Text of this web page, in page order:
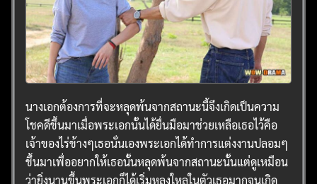
นางเอกต้องการที่จะหลุดพ้นจากสถานะนี้จึงเกิดเป็นความ
โชคดีขึ้นมาเมื่อพระเอกนั้นได้ยื่นมือมาช่วยเหลือเธอไว้คือ
เจ้าของไร่ข้างๆเธอนั่นเองพระเอกได้ทำการแต่งงานปลอมๆ
ขึ้นมาเพื่ออยากให้เธอนั้นหลุดพ้นจากสถานะนั้นแต่ดูเหมือน
ว่ายิ่งนานขึ้นพระเอกก็ได้เริ่มหลงใหลในตัวเธอมากจนเกิด